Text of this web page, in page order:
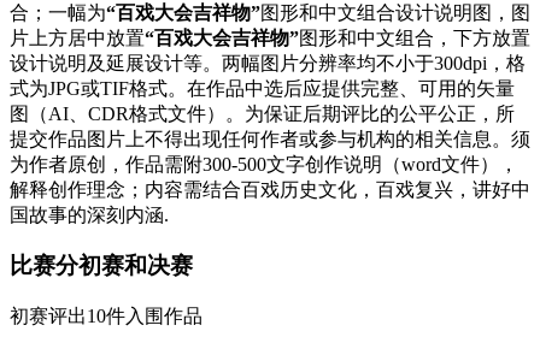
合；一幅为“百戏大会吉祥物”图形和中文组合设计说明图，图
片上方居中放置“百戏大会吉祥物”图形和中文组合，下方放置
设计说明及延展设计等。两幅图片分辨率均不小于300dpi，格
式为JPG或TIF格式。在作品中选后应提供完整、可用的矢量
图（AI、CDR格式文件）。为保证后期评比的公平公正，所
提交作品图片上不得出现任何作者或参与机构的相关信息。须
为作者原创，作品需附300-500文字创作说明（word文件），
解释创作理念；内容需结合百戏历史文化，百戏复兴，讲好中
国故事的深刻内涵.
比赛分初赛和决赛
初赛评出10件入围作品